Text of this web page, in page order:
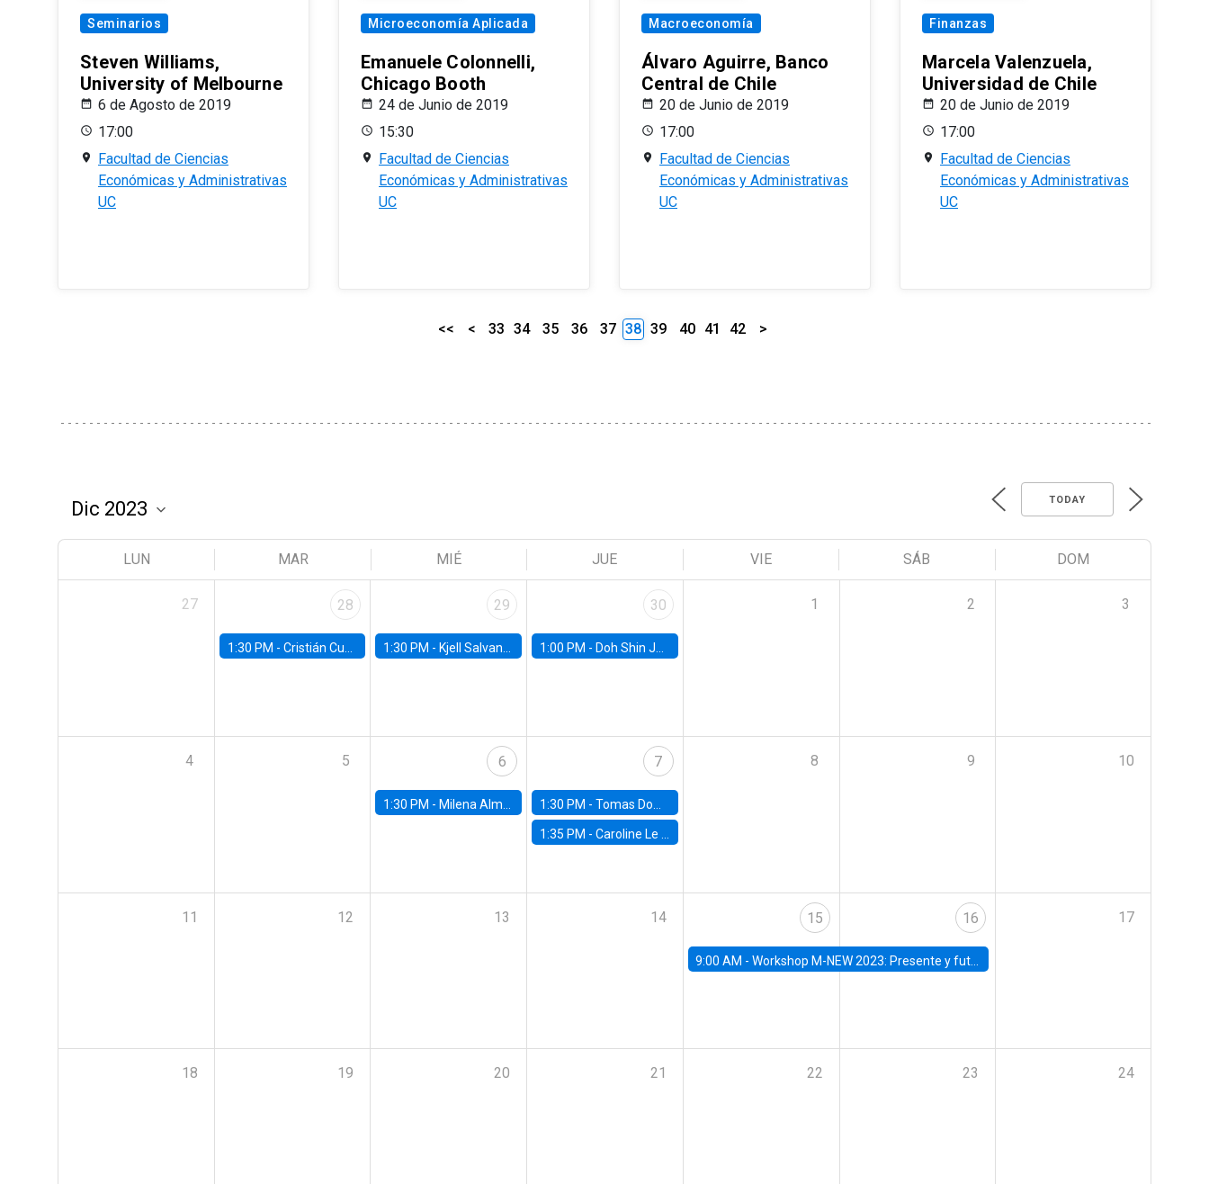
Seminarios
Steven Williams,
University of Melbourne
6 de Agosto de 2019
17:00
Facultad de Ciencias
Económicas y Administrativas
UC
Microeconomía Aplicada
Emanuele Colonnelli,
Chicago Booth
24 de Junio de 2019
15:30
Facultad de Ciencias
Económicas y Administrativas
UC
Macroeconomía
Álvaro Aguirre, Banco
Central de Chile
20 de Junio de 2019
17:00
Facultad de Ciencias
Económicas y Administrativas
UC
Finanzas
Marcela Valenzuela,
Universidad de Chile
20 de Junio de 2019
17:00
Facultad de Ciencias
Económicas y Administrativas
UC
<< < 33 34 35 36 37 38 39 40 41 42 >
TODAY
LUN MAR MIÉ JUE VIE SÁB DOM
27 28
1:30 PM - Cristián Cuevas, Universidad de Los Andes
29
1:30 PM - Kjell Salvanes, Norwegian School of Economics
30
1:00 PM - Doh Shin Jeon, Toulouse School of Economics
1 2 3
4 5 6
1:30 PM - Milena Almagro, University of ChicagoChicago Booth School of Business
7
1:30 PM -Tomas Dominguez-Iino, Chicago Booth School of Business
1:35 PM -Caroline Le Pennec, HEC Montréal
8 9 10
11 12 13 14 15
9:00 AM - Workshop M-NEW 2023: Presente y futuro del trabajo y el rol de las nuevas tecnologías
16 17
18 19 20 21 22 23 24